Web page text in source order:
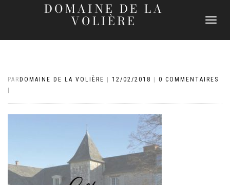
DOMAINE DE LA
VOLIÈRE
DÉPLIER
PAR DOMAINE DE LA VOLIÈRE 12/02/2018
0 COMMENTAIRES